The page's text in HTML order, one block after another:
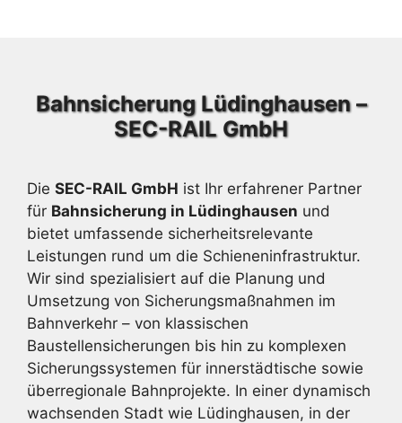
Bahnsicherung Lüdinghausen –
SEC-RAIL GmbH
Die SEC-RAIL GmbH ist Ihr erfahrener Partner
für Bahnsicherung in Lüdinghausen und
bietet umfassende sicherheitsrelevante
Leistungen rund um die Schieneninfrastruktur.
Wir sind spezialisiert auf die Planung und
Umsetzung von Sicherungsmaßnahmen im
Bahnverkehr – von klassischen
Baustellensicherungen bis hin zu komplexen
Sicherungssystemen für innerstädtische sowie
überregionale Bahnprojekte. In einer dynamisch
wachsenden Stadt wie Lüdinghausen, in der